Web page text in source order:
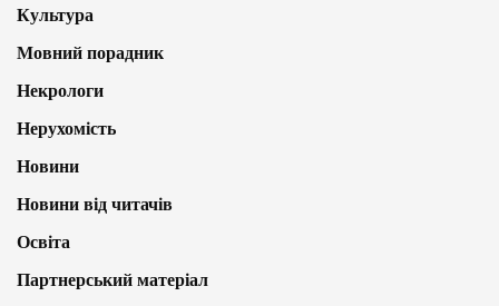
Культура
Мовний порадник
Некрологи
Нерухомість
Новини
Новини від читачів
Освіта
Партнерський матеріал